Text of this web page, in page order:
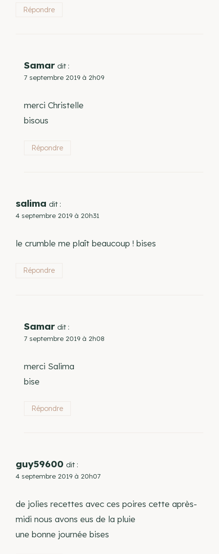
Répondre
Samar dit :
7 septembre 2019 à 2h09
merci Christelle
bisous
Répondre
salima dit :
4 septembre 2019 à 20h31
le crumble me plaît beaucoup ! bises
Répondre
Samar dit :
7 septembre 2019 à 2h08
merci Salima
bise
Répondre
guy59600 dit :
4 septembre 2019 à 20h07
de jolies recettes avec ces poires cette après-
midi nous avons eus de la pluie
une bonne journée bises